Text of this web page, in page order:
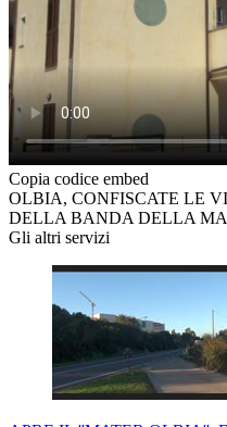
Copia codice embed
OLBIA, CONFISCATE LE
DELLA BANDA DELLA
Gli altri servizi